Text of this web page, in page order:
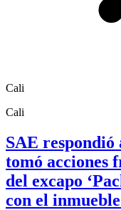
Cali
Cali
SAE respondió
tomó acciones
del excapo
con el